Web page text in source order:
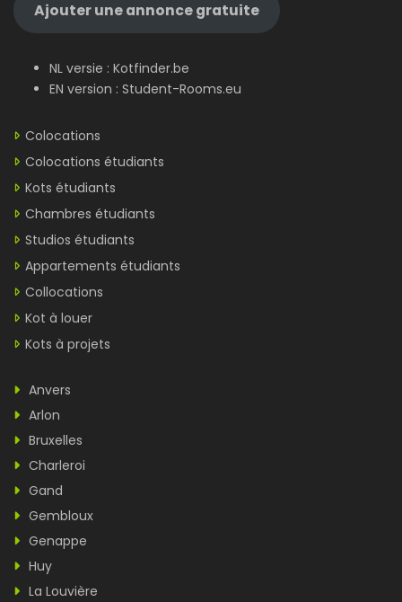
Ajouter une annonce gratuite
NL versie : Kotfinder.be
EN version : Student-Rooms.eu
Colocations
Colocations étudiants
Kots étudiants
Chambres étudiants
Studios étudiants
Appartements étudiants
Collocations
Kot à louer
Kots à projets
Anvers
Arlon
Bruxelles
Charleroi
Gand
Gembloux
Genappe
Huy
La Louvière